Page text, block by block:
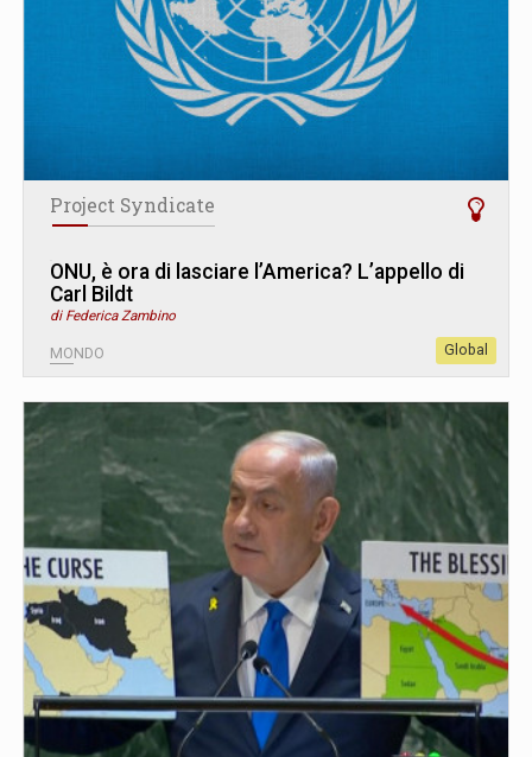
Project Syndicate
ONU, è ora di lasciare l’America? L’appello di
Carl Bildt
di Federica Zambino
MONDO Global